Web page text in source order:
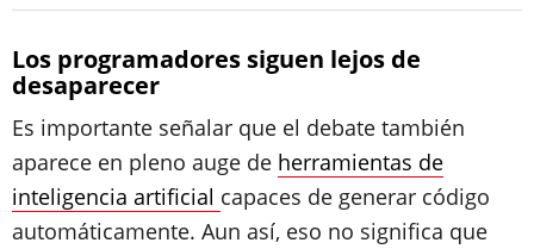
Los programadores siguen lejos de
desaparecer
Es importante señalar que el debate también
aparece en pleno auge de herramientas de
inteligencia artificial capaces de generar código
automáticamente. Aun así, eso no significa que